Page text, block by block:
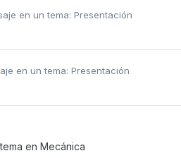
en un tema: Presentación
en un tema: Presentación
en Mecánica